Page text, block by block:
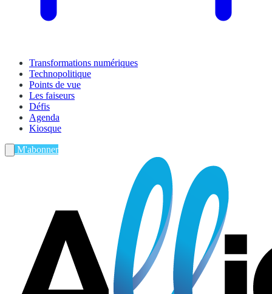
Transformations numériques
Technopolitique
Points de vue
Les faiseurs
Défis
Agenda
Kiosque
M'abonner